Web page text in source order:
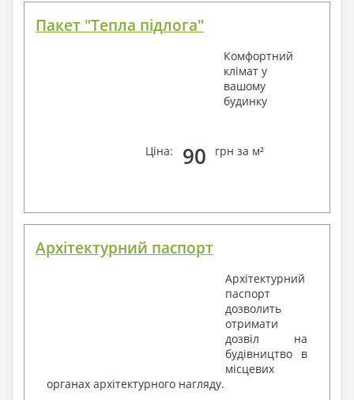
Пакет "Тепла підлога"
Комфортний
клімат у
вашому
будинку
Ціна: 90 грн за м²
Архітектурний паспорт
Архітектурний
паспорт
дозволить
отримати
дозвіл на
будівництво в
місцевих
органах архітектурного нагляду.